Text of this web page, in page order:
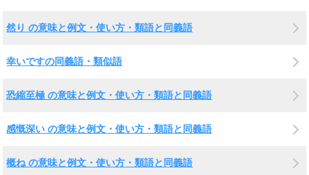
然り の意味と例文・使い方・類語と同義語
幸いですの同義語・類似語
恐縮至極 の意味と例文・使い方・類語と同義語
感慨深い の意味と例文・使い方・類語と同義語
概ね の意味と例文・使い方・類語と同義語